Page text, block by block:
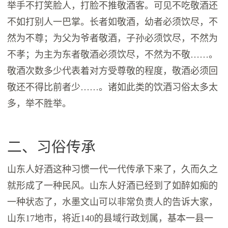
举手不打笑脸人，打脸不推敬酒客。可见不吃敬酒还
不如打别人一巴掌。长者如敬酒，幼者必须饮尽，不
然为不尊；为父为爷者敬酒，子孙必须饮尽，不然为
不孝；为主为东者敬酒必须饮尽，不然为不敬……。
敬酒次数多少代表着对方受尊敬的程度，敬酒必须回
敬还不得比前者少……。诸如此类的饮酒习俗太多太
多，举不胜举。
二、习俗传承
山东人好酒这种习惯一代一代传承下来了，久而久之
就形成了一种民风。山东人好酒已经到了如醉如痴的
一种状态了，水墨文山可以非常负责人的告诉大家，
山东17地市，将近140的县域行政划属，基本一县一